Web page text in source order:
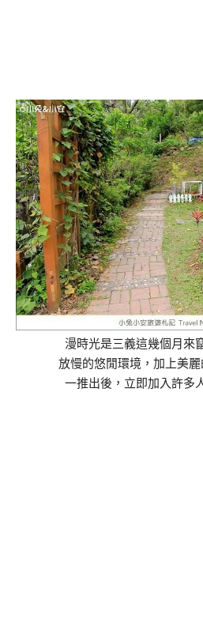
漫時光是三義這幾個月來
放慢的悠閒環境，加上美麗
一推出後，立即加入許多